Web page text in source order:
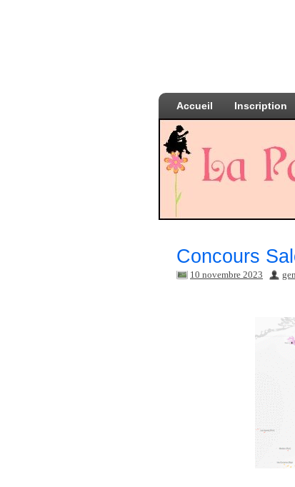
Accueil Inscription
Concours
10 novembre 2023